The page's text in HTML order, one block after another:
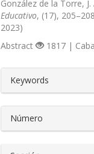
González de la Torre,
Educativo, (17),
2023)
Abstract 1817 |
Keywords
Número